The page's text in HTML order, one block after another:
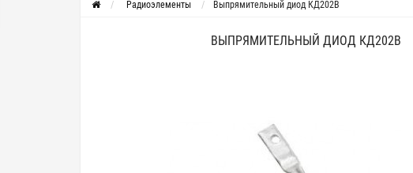
Радиоэлементы Выпрямительный диод КД202В
ВЫПРЯМИТЕЛЬНЫЙ ДИОД КД202В